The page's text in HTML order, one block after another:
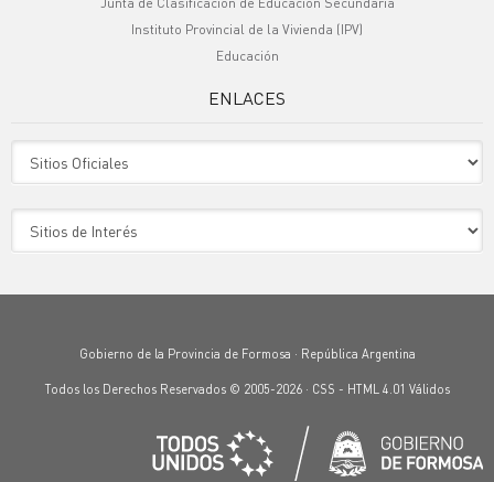
Instituto Provincial de la Vivienda (IPV)
Educación
ENLACES
Gobierno de la Provincia de Formosa · República Argentina
Todos los Derechos Reservados © 2005-2026 · CSS - HTML 4.01 Válidos